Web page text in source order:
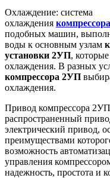
Охлаждение: система
охлаждения компрессора
подобных машин,
воды к основным узлам
установки 2УП,
охлаждения. В разных
компрессора 2УП
охлаждения.
Привод компрессора
распространенный
электрический привод,
преимуществами
возможность
управления
надежность, простота и